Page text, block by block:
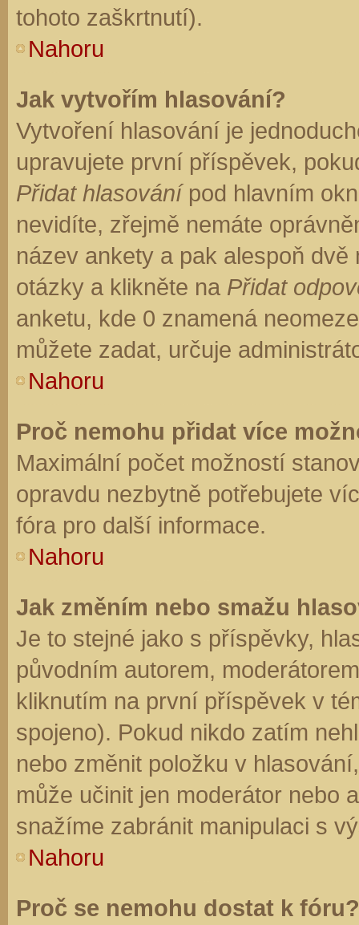
tohoto zaškrtnutí).
Nahoru
Jak vytvořím hlasování?
Vytvoření hlasování je
upravujete první příspěvek,
Přidat hlasovánípod hlavním
nevidíte, zřejmě nemáte
název ankety a pak alespoň
otázky a klikněte na Přidat
anketu, kde 0 znamená
můžete zadat, určuje
Nahoru
Proč nemohu přidat více
Maximální počet možností
opravdu nezbytně potřebujete
fóra pro další informace.
Nahoru
Jak změním nebo smažu
Je to stejné jako s příspěvky,
původním autorem,
kliknutím na první příspěvek v
spojeno). Pokud nikdo zatím
nebo změnit položku v
může učinit jen moderátor nebo
snažíme zabránit manipulaci s
Nahoru
Proč se nemohu dostat k fóru?